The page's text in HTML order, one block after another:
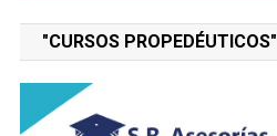
"CURSOS PROPEDÉUTICOS"